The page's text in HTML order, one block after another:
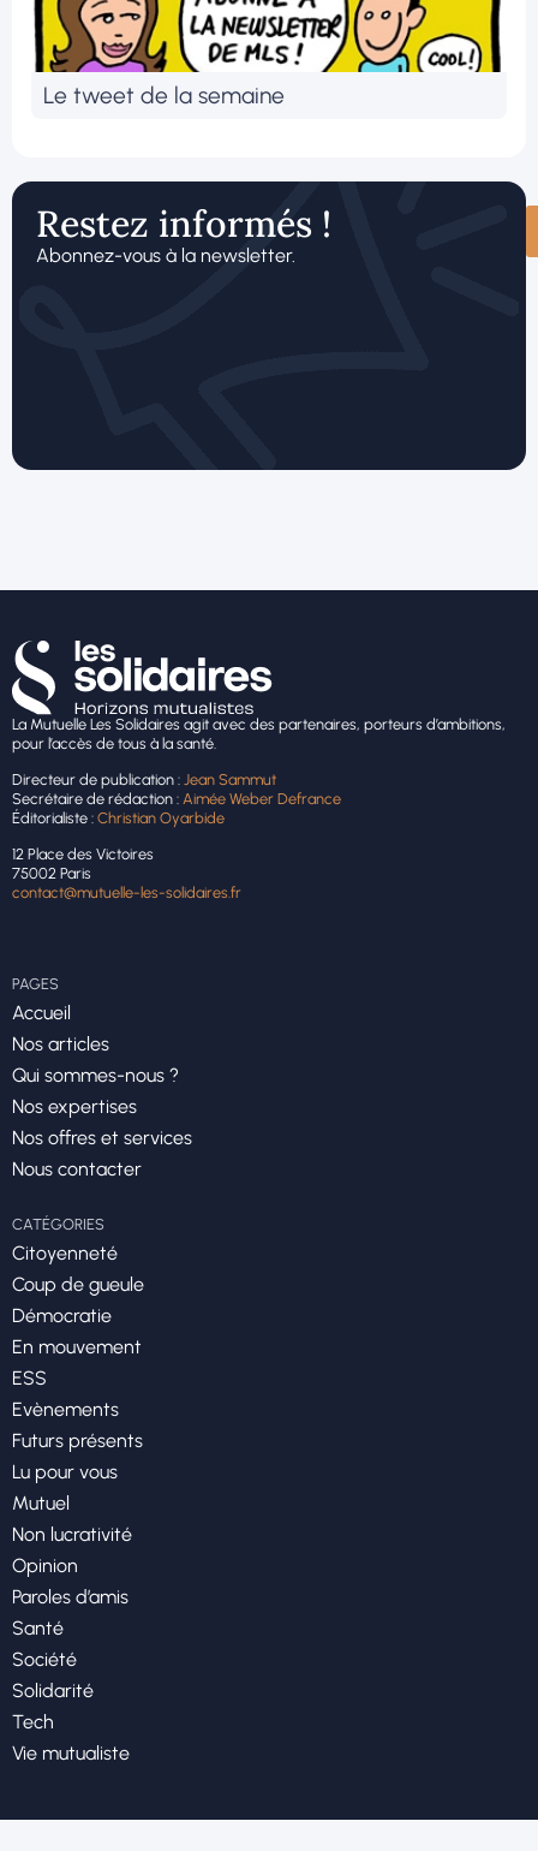
Le tweet de la semaine
Restez informés !
Abonnez-vous à la newsletter.
La Mutuelle Les Solidaires agit avec des partenaires, porteurs d’ambitions,
pour l’accès de tous à la santé.
Directeur de publication : Jean Sammut
Secrétaire de rédaction : Aimée Weber Defrance
Éditorialiste : Christian Oyarbide
12 Place des Victoires
75002 Paris
contact@mutuelle-les-solidaires.fr
PAGES
Accueil
Nos articles
Qui sommes-nous ?
Nos expertises
Nos offres et services
Nous contacter
CATÉGORIES
Citoyenneté
Coup de gueule
Démocratie
En mouvement
ESS
Evènements
Futurs présents
Lu pour vous
Mutuel
Non lucrativité
Opinion
Paroles d’amis
Santé
Société
Solidarité
Tech
Vie mutualiste